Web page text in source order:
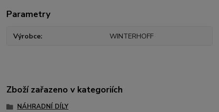
Parametry
Výrobce WINTERHOFF
Zboží zařazeno v kategoriích
NÁHRADNÍ DÍLY